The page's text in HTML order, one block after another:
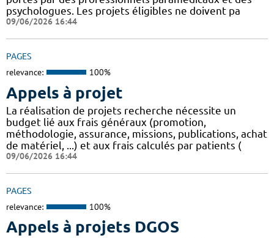
psychologues. Les projets éligibles ne doivent pa
09/06/2026 16:44
PAGES
relevance: 100%
Appels à projet
La réalisation de projets recherche nécessite un
budget lié aux frais généraux (promotion,
méthodologie, assurance, missions, publications, achat
de matériel, ...) et aux frais calculés par patients (
09/06/2026 16:44
PAGES
relevance: 100%
Appels à projets DGOS